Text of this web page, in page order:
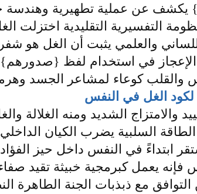
يكشف عن عملية تطهيرية وهندسة
التفسيرية التقليدية اختزلت
والعلمي يثبت أن الغل هو
في استخدام لفظ
والقلب كوعاء لمشاعر الجسد
لكود الغل في النفس
الشديد ومنه الغلالة
السلبية يضرب الكيان
ابتداءً في النفس داخل حيز
يعمل كبرمجية خبيثة تقيد
مع ذبذبات الجنة الطاهرة